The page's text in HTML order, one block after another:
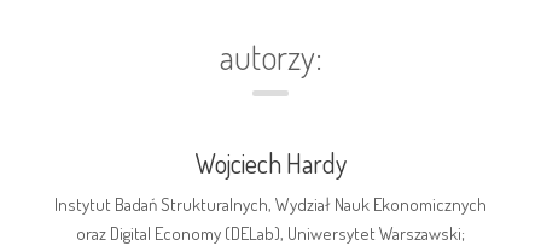
autorzy:
Wojciech Hardy
Instytut Badań Strukturalnych, Wydział Nauk Ekonomicznych
oraz Digital Economy (DELab), Uniwersytet Warszawski;